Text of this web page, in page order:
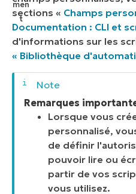
sections « Champs
Documentation : CLI et
d'informations sur les
« Bibliothèque
Remarques
Lorsque vous
personnalisé,
de définir
pouvoir lire ou
partir de vos
vous utilisez.